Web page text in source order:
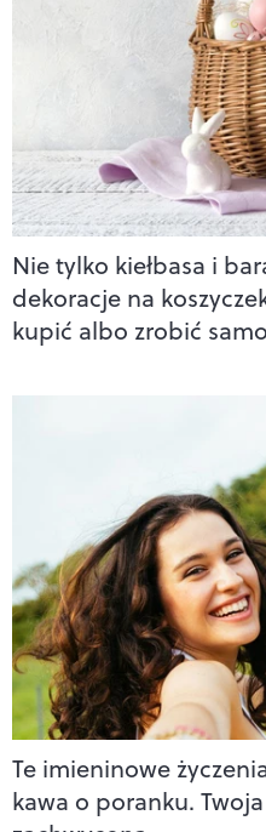
Nie tylko kiełbasa i
dekoracje na
kupić albo zrobić
Te imieninowe
kawa o poranku.